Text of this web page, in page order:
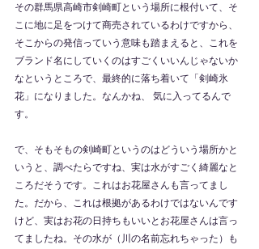
その群馬県高崎市剣崎町という場所に根付いて、そ
こに地に足をつけて商売されているわけですから、
そこからの発信っていう意味も踏まえると、これを
ブランド名にしていくのはすごくいいんじゃないか
なというところで、最終的に落ち着いて「剣崎氷
花」になりました。なんかね、 気に入ってるんで
す。
で、そもそもの剣崎町というのはどういう場所かと
いうと、調べたらですね、実は水がすごく綺麗なと
ころだそうです。これはお花屋さんも言ってまし
た。だから、これは根拠があるわけではないんです
けど、実はお花の日持ちもいいとお花屋さんは言っ
てましたね。その水が（川の名前忘れちゃった）も